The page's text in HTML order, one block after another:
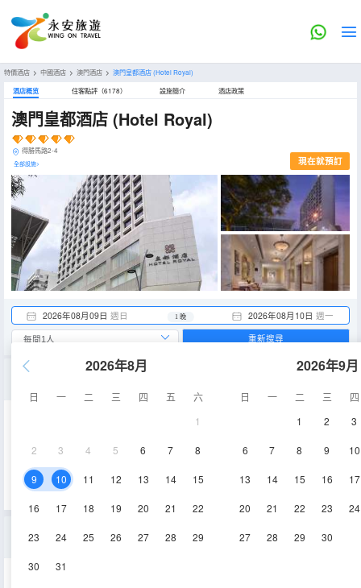
特價酒店 > 中國酒店 > 澳門酒店 > 澳門皇都酒店(Hotel Royal)
酒店概览 住客點評（6178） 設施簡介 酒店政策
澳門皇都酒店 (Hotel Royal)
得勝馬路2-4
全部設施> 現在就預訂
2026年08月09日 週日 2026年08月10日 週一
1 晚
2026年8月
日 一 二 三 四 五
六
1
2 3 4 5 6 7 8
9 10 11 12 13 14 15
16 17 18 19 20 21 22
23 24 25 26 27 28 29
30 31
2026年9月
日 一 二 三
四
1
2 3
6 7 8 9 10
13 14 15 16 17
20 21 22 23 24
27 28 29 30
重新搜尋
空調
行政套房